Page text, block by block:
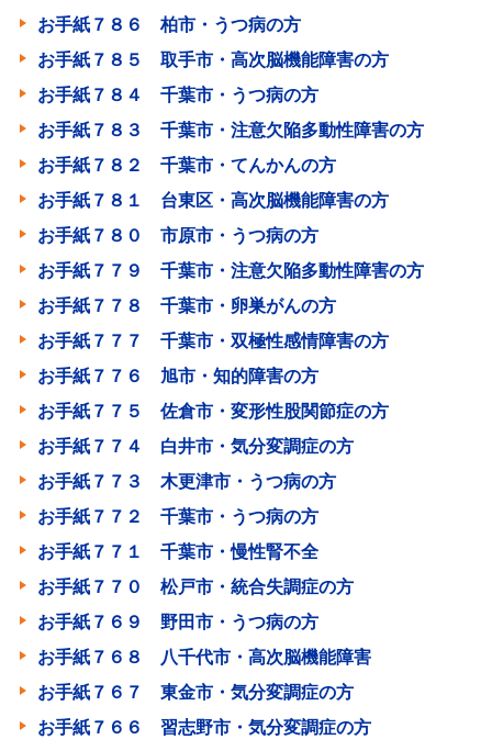
お手紙７８６ 柏市・うつ病の方
お手紙７８５ 取手市・高次脳機能障害の方
お手紙７８４ 千葉市・うつ病の方
お手紙７８３ 千葉市・注意欠陥多動性障害の方
お手紙７８２ 千葉市・てんかんの方
お手紙７８１ 台東区・高次脳機能障害の方
お手紙７８０ 市原市・うつ病の方
お手紙７７９ 千葉市・注意欠陥多動性障害の方
お手紙７７８ 千葉市・卵巣がんの方
お手紙７７７ 千葉市・双極性感情障害の方
お手紙７７６ 旭市・知的障害の方
お手紙７７５ 佐倉市・変形性股関節症の方
お手紙７７４ 白井市・気分変調症の方
お手紙７７３ 木更津市・うつ病の方
お手紙７７２ 千葉市・うつ病の方
お手紙７７１ 千葉市・慢性腎不全
お手紙７７０ 松戸市・統合失調症の方
お手紙７６９ 野田市・うつ病の方
お手紙７６８ 八千代市・高次脳機能障害
お手紙７６７ 東金市・気分変調症の方
お手紙７６６ 習志野市・気分変調症の方